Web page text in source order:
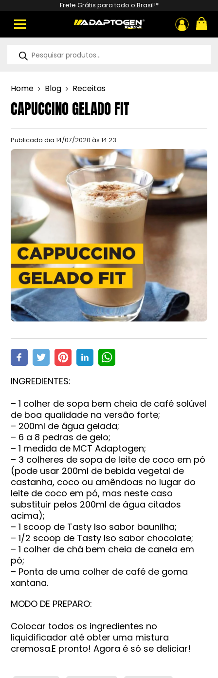
Frete Grátis para todo o Brasil!*
ou
produtos
Home Blog Receitas
CAPUCCINO GELADO FIT
Publicado dia14/07/2020 às 14:23
INGREDIENTES:
– 1 colher de sopa bem cheia de café solúvel
de boa qualidade na versão forte;
– 200ml de água gelada;
– 6 a 8 pedras de gelo;
– 1 medida de MCT Adaptogen;
– 3 colheres de sopa de leite de coco em pó
(pode usar 200ml de bebida vegetal de
castanha, coco ou amêndoas no lugar do
leite de coco em pó, mas neste caso
substituir pelos 200ml de água citados
acima);
– 1 scoop de Tasty Iso sabor baunilha;
– 1/2 scoop de Tasty Iso sabor chocolate;
– 1 colher de chá bem cheia de canela em
pó;
– Ponta de uma colher de café de goma
xantana.
MODO DE PREPARO:
Colocar todos os ingredientes no
liquidificador até obter uma mistura
cremosa.E pronto! Agora é só se deliciar!